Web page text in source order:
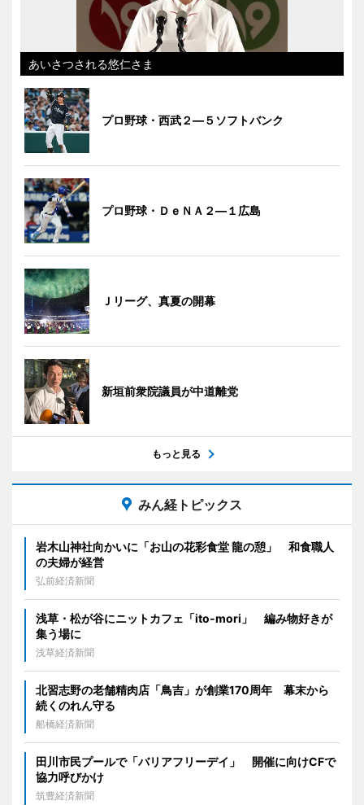
あいさつされる悠仁さま
プロ野球・西武２―５ソフトバンク
プロ野球・ＤｅＮＡ２―１広島
Ｊリーグ、真夏の開幕
新垣前衆院議員が中道離党
もっと見る
みん経トピックス
岩木山神社向かいに「お山の花彩食堂 龍の憩」 和食職人
の夫婦が経営
弘前経済新聞
浅草・松が谷にニットカフェ「ito-mori」 編み物好きが
集う場に
浅草経済新聞
北習志野の老舗精肉店「鳥吉」が創業170周年 幕末から
続くのれん守る
船橋経済新聞
田川市民プールで「バリアフリーデイ」 開催に向けCFで
協力呼びかけ
筑豊経済新聞